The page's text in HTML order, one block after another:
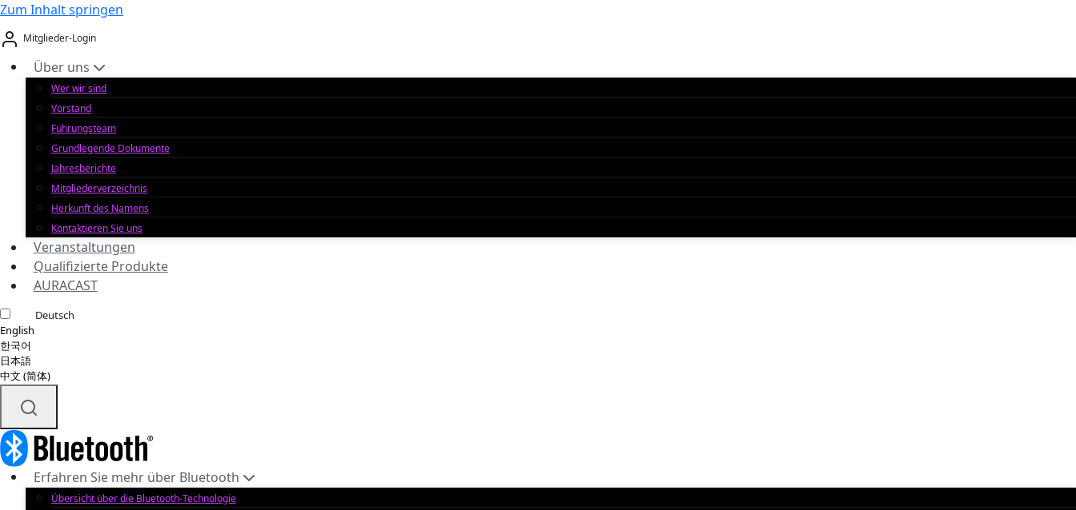
Zum Inhalt springen
Mitglieder-Login
Über uns
Wer wir sind
Vorstand
Führungsteam
Grundlegende Dokumente
Jahresberichte
Mitgliederverzeichnis
Herkunft des Namens
Kontaktieren Sie uns
Veranstaltungen
Qualifizierte Produkte
AURACAST
Deutsch
English
한국어
日本語
中文 (简体)
Erfahren Sie mehr über Bluetooth
Übersicht über die Bluetooth-Technologie